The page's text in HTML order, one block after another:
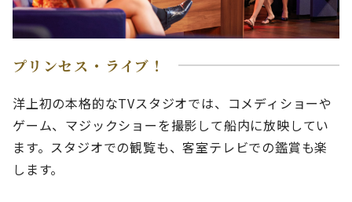
プリンセス・ライブ！
洋上初の本格的なTVスタジオでは、コメディショーや
ゲーム、マジックショーを撮影して船内に放映してい
ます。スタジオでの観覧も、客室テレビでの鑑賞も楽
します。